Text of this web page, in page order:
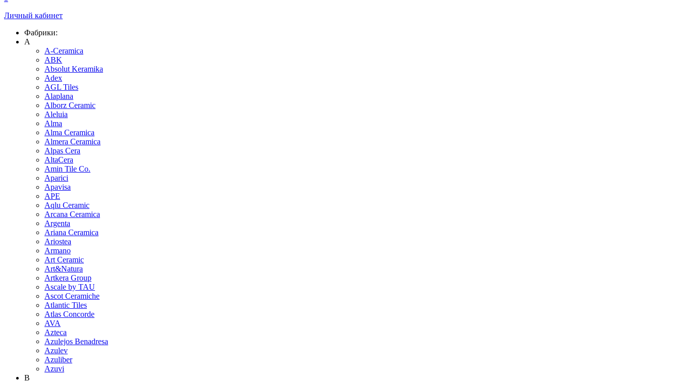
Личный кабинет
Фабрики:
A
A-Ceramica
ABK
Absolut Keramika
Adex
AGL Tiles
Alaplana
Alborz Ceramic
Aleluia
Alma
Alma Ceramica
Almera Ceramica
Alpas Cera
AltaCera
Amin Tile Co.
Aparici
Apavisa
APE
Aqlu Ceramic
Arcana Ceramica
Argenta
Ariana Ceramica
Ariostea
Armano
Art Ceramic
Art&Natura
Artkera Group
Ascale by TAU
Ascot Ceramiche
Atlantic Tiles
Atlas Concorde
AVA
Azteca
Azulejos Benadresa
Azulev
Azuliber
Azuvi
B